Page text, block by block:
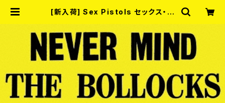
[新入荷] Sex Pistols セックス・ピ
P MISERY